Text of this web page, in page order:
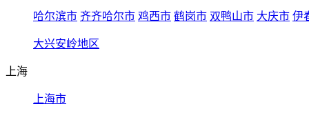
哈尔滨市 齐齐哈尔市 鸡西市 鹤岗市 双鸭山市 大庆市 伊
大兴安岭地区
上海
上海市